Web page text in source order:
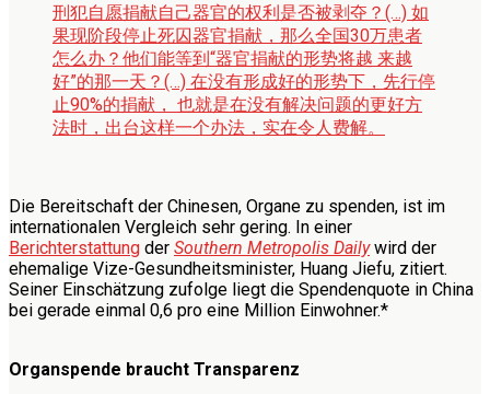
刑犯自愿捐献自己器官的权利是否被剥夺？(…) 如
果现阶段停止死囚器官捐献，那么全国30万患者
怎么办？他们能等到“器官捐献的形势将越 来越
好”的那一天？(…) 在没有形成好的形势下，先行停
止90%的捐献， 也就是在没有解决问题的更好方
法时，出台这样一个办法，实在令人费解。
Die Bereitschaft der Chinesen, Organe zu spenden, ist im
internationalen Vergleich sehr gering. In einer
Berichterstattung der Southern Metropolis Dailywird der
ehemalige Vize-Gesundheitsminister, Huang Jiefu, zitiert.
Seiner Einschätzung zufolge liegt die Spendenquote in China
bei gerade einmal 0,6 pro eine Million Einwohner.*
Organspende braucht Transparenz